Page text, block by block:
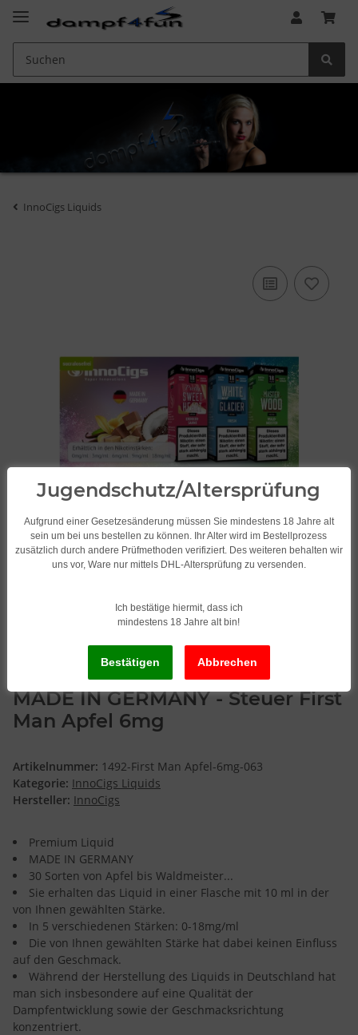
InnoCigs Liquids
InnoCigs Liquid Premium E-
Liquid E-Zigarette 30 Sorten
MADE IN GERMANY - Steuer First
Man Apfel 6mg
Artikelnummer: 1492-First Man Apfel-6mg-063
Kategorie: InnoCigs Liquids
Hersteller: InnoCigs
Premium Liquid
MADE IN GERMANY
30 Sorten von Apfel bis Waldmeister...
Sie erhalten das Liquid in einer Flasche mit 10 ml in der
von Ihnen gewählten Stärke.
In 5 verschiedenen Stärken: 0-18mg/ml
Die von Ihnen gewählten Stärke hat dabei keinen Einfluss
auf den Geschmack.
Während der Herstellung des Liquids in Deutschland hat
man sich insbesondere auf eine Qualität der
Dampfentwicklung sowie der Geschmacksrichtung
konzentriert.
Jugendschutz/Altersprüfung
Aufgrund einer Gesetzesänderung müssen Sie mindestens 18 Jahre alt
sein um bei uns bestellen zu können. Ihr Alter wird im Bestellprozess
zusätzlich durch andere Prüfmethoden verifiziert. Des weiteren behalten wir
uns vor, Ware nur mittels DHL-Altersprüfung zu versenden.
Ich bestätige hiermit, dass ich
mindestens 18 Jahre alt bin!